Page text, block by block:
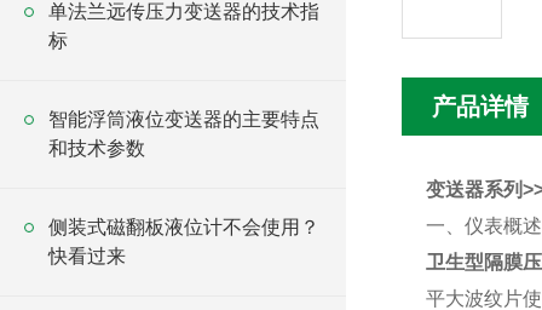
单法兰远传压力变送器的技术指
标
智能浮筒液位变送器的主要特点
和技术参数
侧装式磁翻板液位计不会使用？
快看过来
产品详情
变送器系列
一、仪表概
卫生型隔膜
平大波纹片